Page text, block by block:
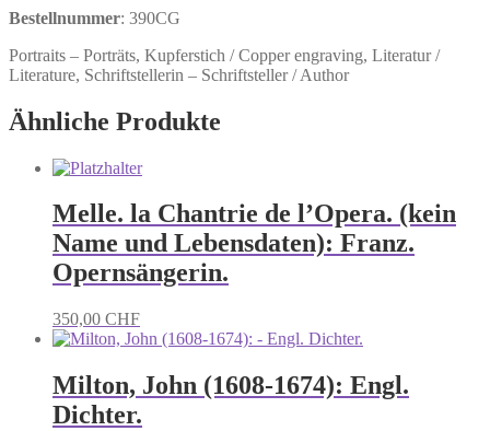
Bestellnummer: 390CG
Portraits – Porträts, Kupferstich / Copper engraving, Literatur /
Literature, Schriftstellerin – Schriftsteller / Author
Ähnliche Produkte
Melle. la Chantrie de l’Opera. (kein
Name und Lebensdaten): Franz.
Opernsängerin.
350,00 CHF
Milton, John (1608-1674): Engl.
Dichter.